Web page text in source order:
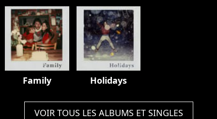
Family Holidays
VOIR TOUS LES ALBUMS ET SINGLES